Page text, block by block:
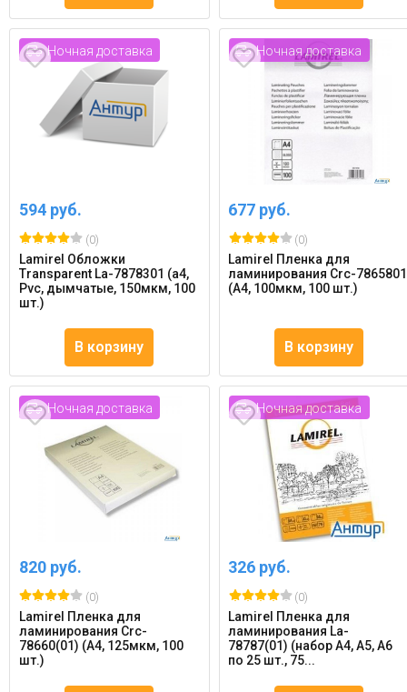
Ночная доставка
594 руб.
(0)
Lamirel Обложки
Transparent La-7878301 (a4,
Pvc, дымчатые, 150мкм, 100
шт.)
В корзину
Ночная доставка
677 руб.
(0)
Lamirel Пленка для
ламинирования Crc-7865801
(А4, 100мкм, 100 шт.)
В корзину
Ночная доставка
820 руб.
(0)
Lamirel Пленка для
ламинирования Crc-
78660(01) (А4, 125мкм, 100
шт.)
Ночная доставка
326 руб.
(0)
Lamirel Пленка для
ламинирования La-
78787(01) (набор А4, A5, A6
по 25 шт., 75...